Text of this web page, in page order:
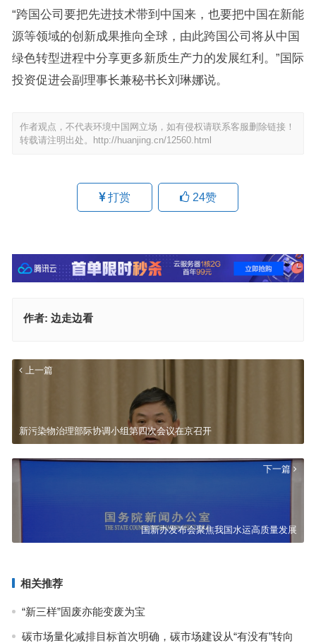
“跨国公司要把先进技术带到中国来，也要把中国在新能
源等领域的创新成果推向全球，由此跨国公司将从中国
绿色转型进程中分享更多新质生产力的发展红利。”国际
投资促进会副理事长兼秘书长刘琳娜说。
作者观点，不代表环境中国网立场，如有侵权请联系客服删除链接！
转载请注明出处。 http://huanjing.cn/12560.html
打赏 24赞
作者: 边走边看
上一篇
新污染物治理部际协调小组第四次会议在京召开
下一篇
国新办发布会聚焦我国水运高质量发展
相关推荐
“新三样”固废亦能变废为宝
碳市场量化减排目标首次明确，碳市场建设从“有没有”转向